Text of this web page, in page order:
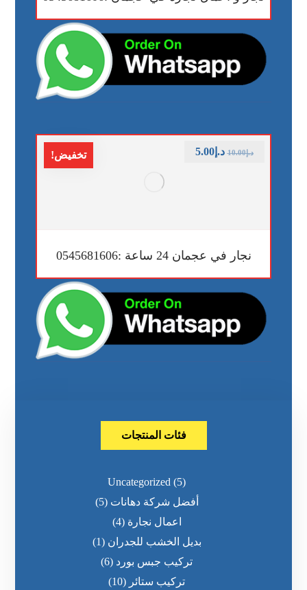
تخفيض!
نجار في عجمان 24 ساعة :0545681606
د.إ10.00 د.إ5.00
فئات المنتجات
Uncategorized (5)
أفضل شركة دهانات (5)
اعمال نجارة (4)
بديل الخشب للجدران (1)
تركيب جبس بورد (6)
تركيب ستائر (10)